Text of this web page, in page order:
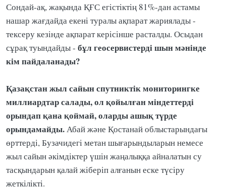
Сондай-ақ, жақында ҚҒС егістіктің 81%-дан астамы
нашар жағдайда екені туралы ақпарат жариялады -
тексеру кезінде ақпарат керісінше расталды. Осыдан
сұрақ туындайды - бұл геосервистерді шын мәнінде
кім пайдаланады?
Қазақстан жыл сайын спутниктік мониторингке
миллиардтар салады, ол қойылған міндеттерді
орындап қана қоймай, оларды ашық түрде
орындамайды. Абай және Қостанай облыстарындағы
өрттерді, Бузачидегі метан шығарындыларын немесе
жыл сайын әкімдіктер үшін жаңалыққа айналатын су
тасқындарын қалай жіберіп алғанын еске түсіру
жеткілікті.